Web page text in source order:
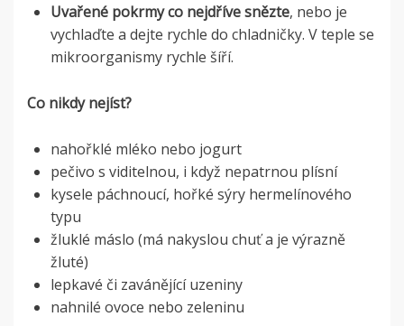
Uvařené pokrmy co nejdříve snězte, nebo je
vychlaďte a dejte rychle do chladničky. V teple se
mikroorganismy rychle šíří.
Co nikdy nejíst?
nahořklé mléko nebo jogurt
pečivo s viditelnou, i když nepatrnou plísní
kysele páchnoucí, hořké sýry hermelínového
typu
žluklé máslo (má nakyslou chuť a je výrazně
žluté)
lepkavé či zavánějící uzeniny
nahnilé ovoce nebo zeleninu